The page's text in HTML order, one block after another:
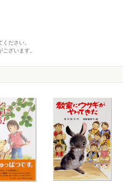
ださい。
ざいます。